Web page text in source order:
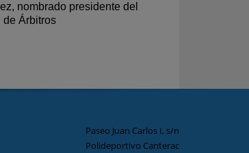
nombrado presidente del
de Árbitros
Paseo Juan Carlos I, s/n
Polideportivo Canterac